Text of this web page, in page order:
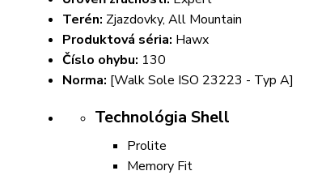
Terén: Zjazdovky, All Mountain
Produktová séria: Hawx
Číslo ohybu: 130
Norma: [Walk Sole ISO 23223 - Typ A]
Technológia Shell
Prolite
Memory Fit